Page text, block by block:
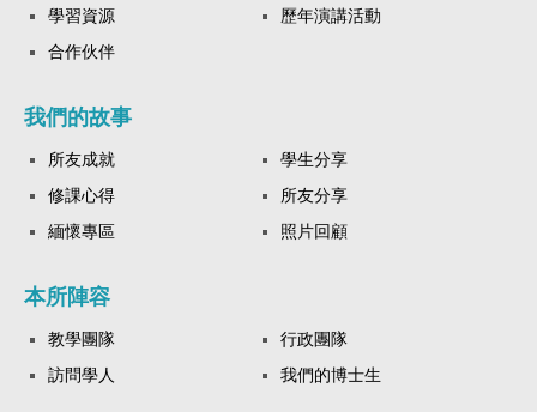
學習資源
歷年演講活動
合作伙伴
我們的故事
所友成就
學生分享
修課心得
所友分享
緬懷專區
照片回顧
本所陣容
教學團隊
行政團隊
訪問學人
我們的博士生